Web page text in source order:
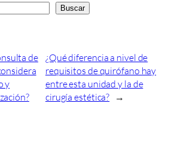
Buscar
de
y
¿Qué diferencia a nivel de
requisitos de quirófano hay
entre esta unidad y la de
cirugía estética? →